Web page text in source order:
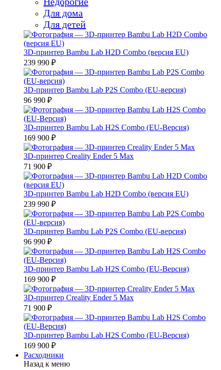
Для дома
Для детей
3D-принтер Bambu Lab H2D Combo (версия EU)
239 990 ₽
3D-принтер Bambu Lab P2S Combo (EU-версия)
96 990 ₽
3D-принтер Bambu Lab H2S Combo (EU-Версия)
169 900 ₽
3D-принтер Creality Ender 5 Max
71 900 ₽
3D-принтер Bambu Lab H2D Combo (версия EU)
239 990 ₽
3D-принтер Bambu Lab P2S Combo (EU-версия)
96 990 ₽
3D-принтер Bambu Lab H2S Combo (EU-Версия)
169 900 ₽
3D-принтер Creality Ender 5 Max
71 900 ₽
3D-принтер Bambu Lab H2S Combo (EU-Версия)
169 900 ₽
Расходники
Назад к меню